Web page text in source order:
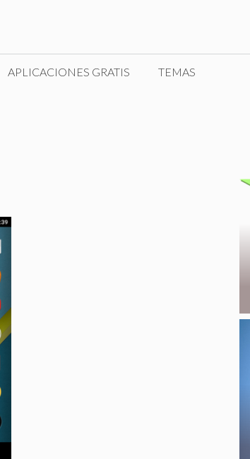
APLICACIONES GRATIS TEMAS